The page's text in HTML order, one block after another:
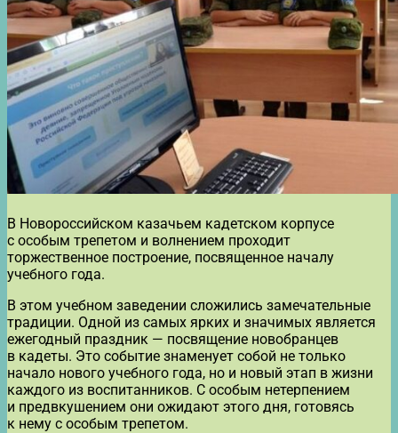
В Новороссийском казачьем кадетском корпусе
с особым трепетом и волнением проходит
торжественное построение, посвященное началу
учебного года.
В этом учебном заведении сложились замечательные
традиции. Одной из самых ярких и значимых является
ежегодный праздник — посвящение новобранцев
в кадеты. Это событие знаменует собой не только
начало нового учебного года, но и новый этап в жизни
каждого из воспитанников. С особым нетерпением
и предвкушением они ожидают этого дня, готовясь
к нему с особым трепетом.